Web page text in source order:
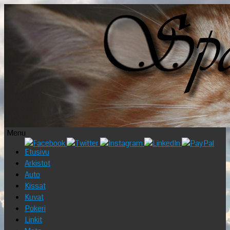
Menu
Skip
content
Etusivu
Arkistot
Auto
Kissat
Kuvat
Pokeri
Linkit